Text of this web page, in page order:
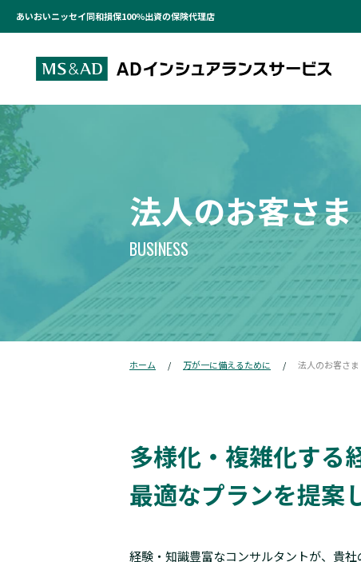
あいおいニッセイ同和損保100％出資の保険代理店
法人のお客さま
BUSINESS
ホーム 万が一に備えるために 法人のお客さま
多様化・複雑化する
最適なプランを提案
経験・知識豊富なコンサルタントが、貴